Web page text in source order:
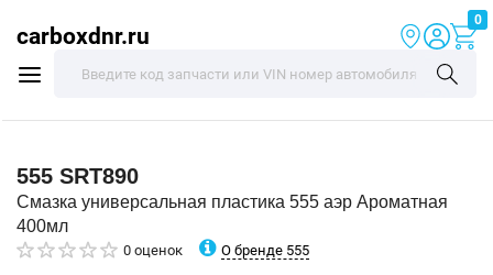
carboxdnr.ru
0
555 SRT890
Смазка универсальная пластика 555 аэр Ароматная
400мл
0 оценок О бренде 555